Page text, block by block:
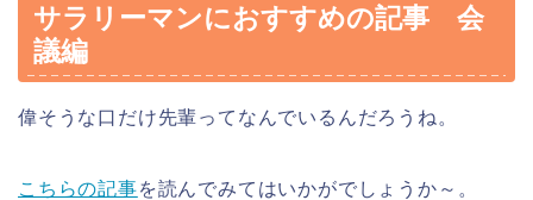
サラリーマンにおすすめの記事 会
議編
偉そうな口だけ先輩ってなんでいるんだろうね。
こちらの記事を読んでみてはいかがでしょうか～。